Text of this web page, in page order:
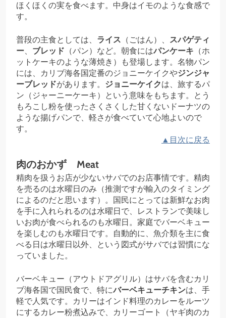
ほくほくの実を食べます。中身はイモのような食感で
す。
普段の主食としては、 ライス （ごはん）、 スパゲティ
ー、 ブレッド （パン）など。朝食にはパンケーキ （ホ
ットケーキのような薄焼き）も登場します。名物パン
には、カリブ海各国定番のジョニーケイクやジンジャ
ーブレッドがあります。 ジョニーケイクは、旅するパ
ン（ジャーニーケーキ）という意味をもちます。とう
もろこし粉を使ったさくさくした甘くないドーナツの
ような揚げパンで、軽さが食べていて心地よいので
す。
▲目次に戻る
肉のおかず Meat
精肉を扱うお店が少ないサバでのお店事情です。精肉
を売るのは水曜日のみ（推測ですが輸入のタイミング
によるのだと思います）。国民にとっては新鮮なお肉
を手に入れられるのは水曜日で、レストランで美味し
いお肉が食べられるのも水曜日。家庭でバーベキュー
を楽しむのも水曜日です。自動的に、魚介類を主に食
べる日は水曜日以外、という図式がサバでは習慣にな
っていました。
バーベキュー（アウトドアグリル）はサバを含むカリ
ブ海各国で国民食で、特にバーベキューチキンは、手
軽で人気です。カリーはインド料理のカレーをルーツ
にするカレー粉煮込みで、カリーゴート（ヤギ肉のカ